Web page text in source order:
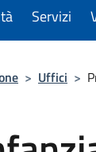
Servizi
> Uffici >